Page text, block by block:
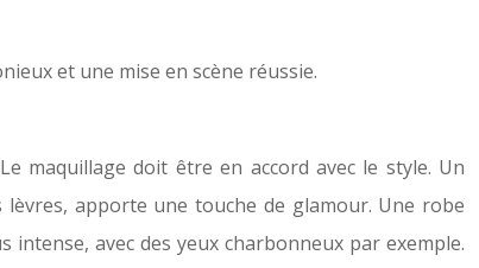
et une mise en scène réussie.
maquillage doit être en accord avec le style. Un
apporte une touche de glamour. Une robe
avec des yeux charbonneux par exemple.